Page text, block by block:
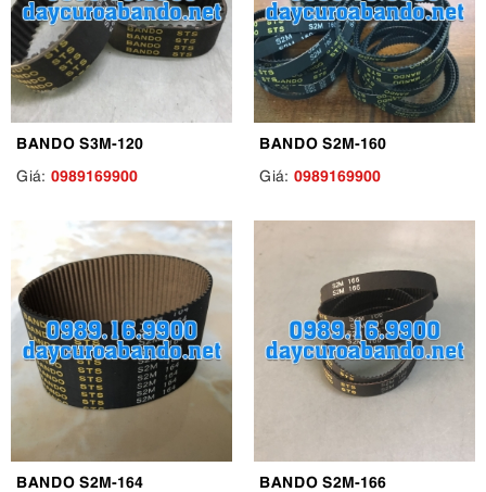
BANDO S3M-120
Giá: 0989169900
BANDO S2M-160
Giá: 0989169900
BANDO S2M-164 BANDO S2M-166